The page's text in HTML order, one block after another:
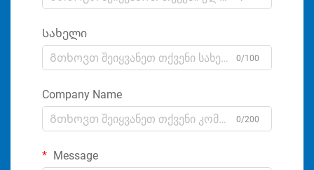
Სახელი
0/100
Company Name
0/200
Message